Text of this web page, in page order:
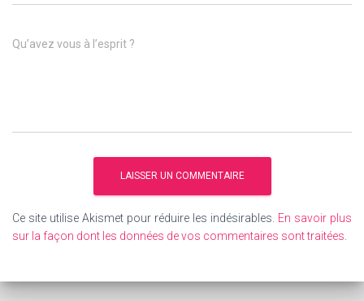
Qu’avez vous à l’esprit ?
Ce site utilise Akismet pour réduire les indésirables. En savoir plus
sur la façon dont les données de vos commentaires sont traitées